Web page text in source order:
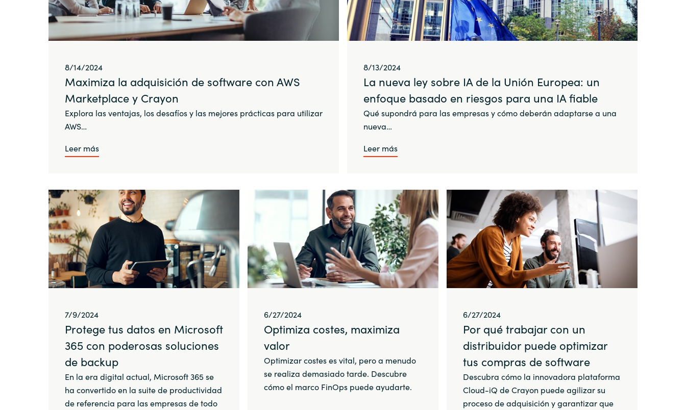
8/14/2024
Maximiza la adquisición de software con AWS
Marketplace y Crayon
Explora las ventajas, los desafíos y las mejores prácticas para utilizar
AWS…
Leer más
8/13/2024
La nueva ley sobre IA de la Unión Europea: un
enfoque basado en riesgos para una IA fiable
Qué supondrá para las empresas y cómo deberán adaptarse a una
nueva…
Leer más
7/9/2024
Protege tus datos en Microsoft
365 con poderosas soluciones
de backup
En la era digital actual, Microsoft 365 se
ha convertido en la suite de productividad
de referencia para las empresas de todo
6/27/2024
Optimiza costes, maximiza
valor
Optimizar costes es vital, pero a menudo
se realiza demasiado tarde. Descubre
cómo el marco FinOps puede ayudarte.
6/27/2024
Por qué trabajar con un
distribuidor puede optimizar
tus compras de software
Descubra cómo la innovadora plataforma
Cloud-iQ de Crayon puede agilizar su
proceso de adquisición y garantizar que